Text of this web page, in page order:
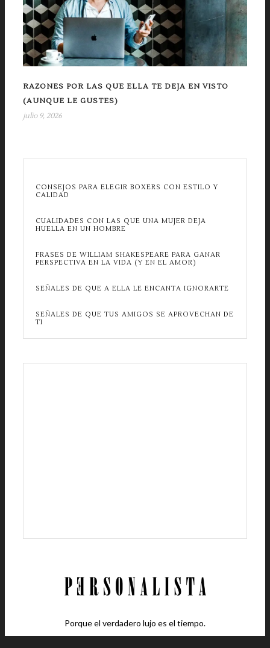
RAZONES POR LAS QUE ELLA TE DEJA EN VISTO
(AUNQUE LE GUSTES)
julio 9, 2026
CONSEJOS PARA ELEGIR BOXERS CON ESTILO Y
CALIDAD
CUALIDADES CON LAS QUE UNA MUJER DEJA
HUELLA EN UN HOMBRE
FRASES DE WILLIAM SHAKESPEARE PARA GANAR
PERSPECTIVA EN LA VIDA (Y EN EL AMOR)
SEÑALES DE QUE A ELLA LE ENCANTA IGNORARTE
SEÑALES DE QUE TUS AMIGOS SE APROVECHAN DE
TI
Porque el verdadero lujo es el tiempo.